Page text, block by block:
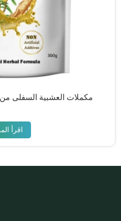
مكملات العشبية السفلى
اقرأ